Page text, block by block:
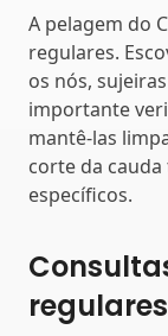
A pelagem do
regulares.
os nós,
importante
mantê-las
corte da
específicos.